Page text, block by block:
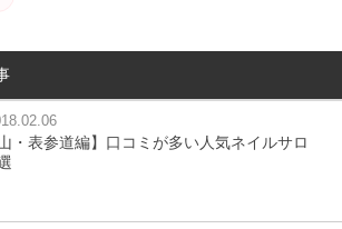
山・表参道編】口コミが多い人気ネイルサロ